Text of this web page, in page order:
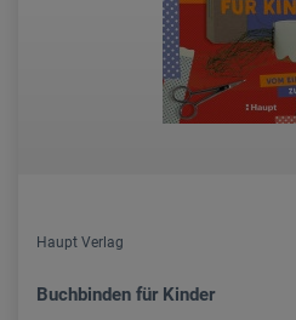
Haupt Verlag
Buchbinden für Kinder